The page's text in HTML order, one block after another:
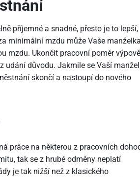
příjemné a snadné, přesto je to lepší,
minimální mzdu může Vaše manželka
mzdu. Ukončit pracovní poměr
udání důvodu. Jakmile se Vaší
skončí a nastoupí do nového
práce na některou z pracovních
tak se z hrubé odměny neplatí
je tak nižší než z klasického